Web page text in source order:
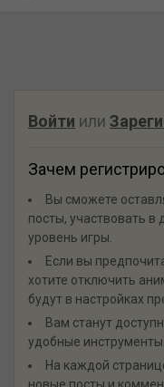
Войти или
Зачем
Вы сможете
посты, участвовать в
уровень игры.
Если вы
хотите отключить
будут в настройках
Вам станут
удобные инструменты
На каждой